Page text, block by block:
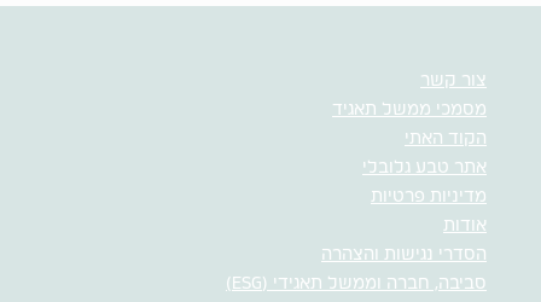
צור קשר
מסמכי ממשל תאגיד
הקוד האתי
אתר טבע גלובלי
מדיניות פרטיות
אודות
הסדרי נגישות והצהרה
סביבה, חברה וממשל תאגידי (ESG)